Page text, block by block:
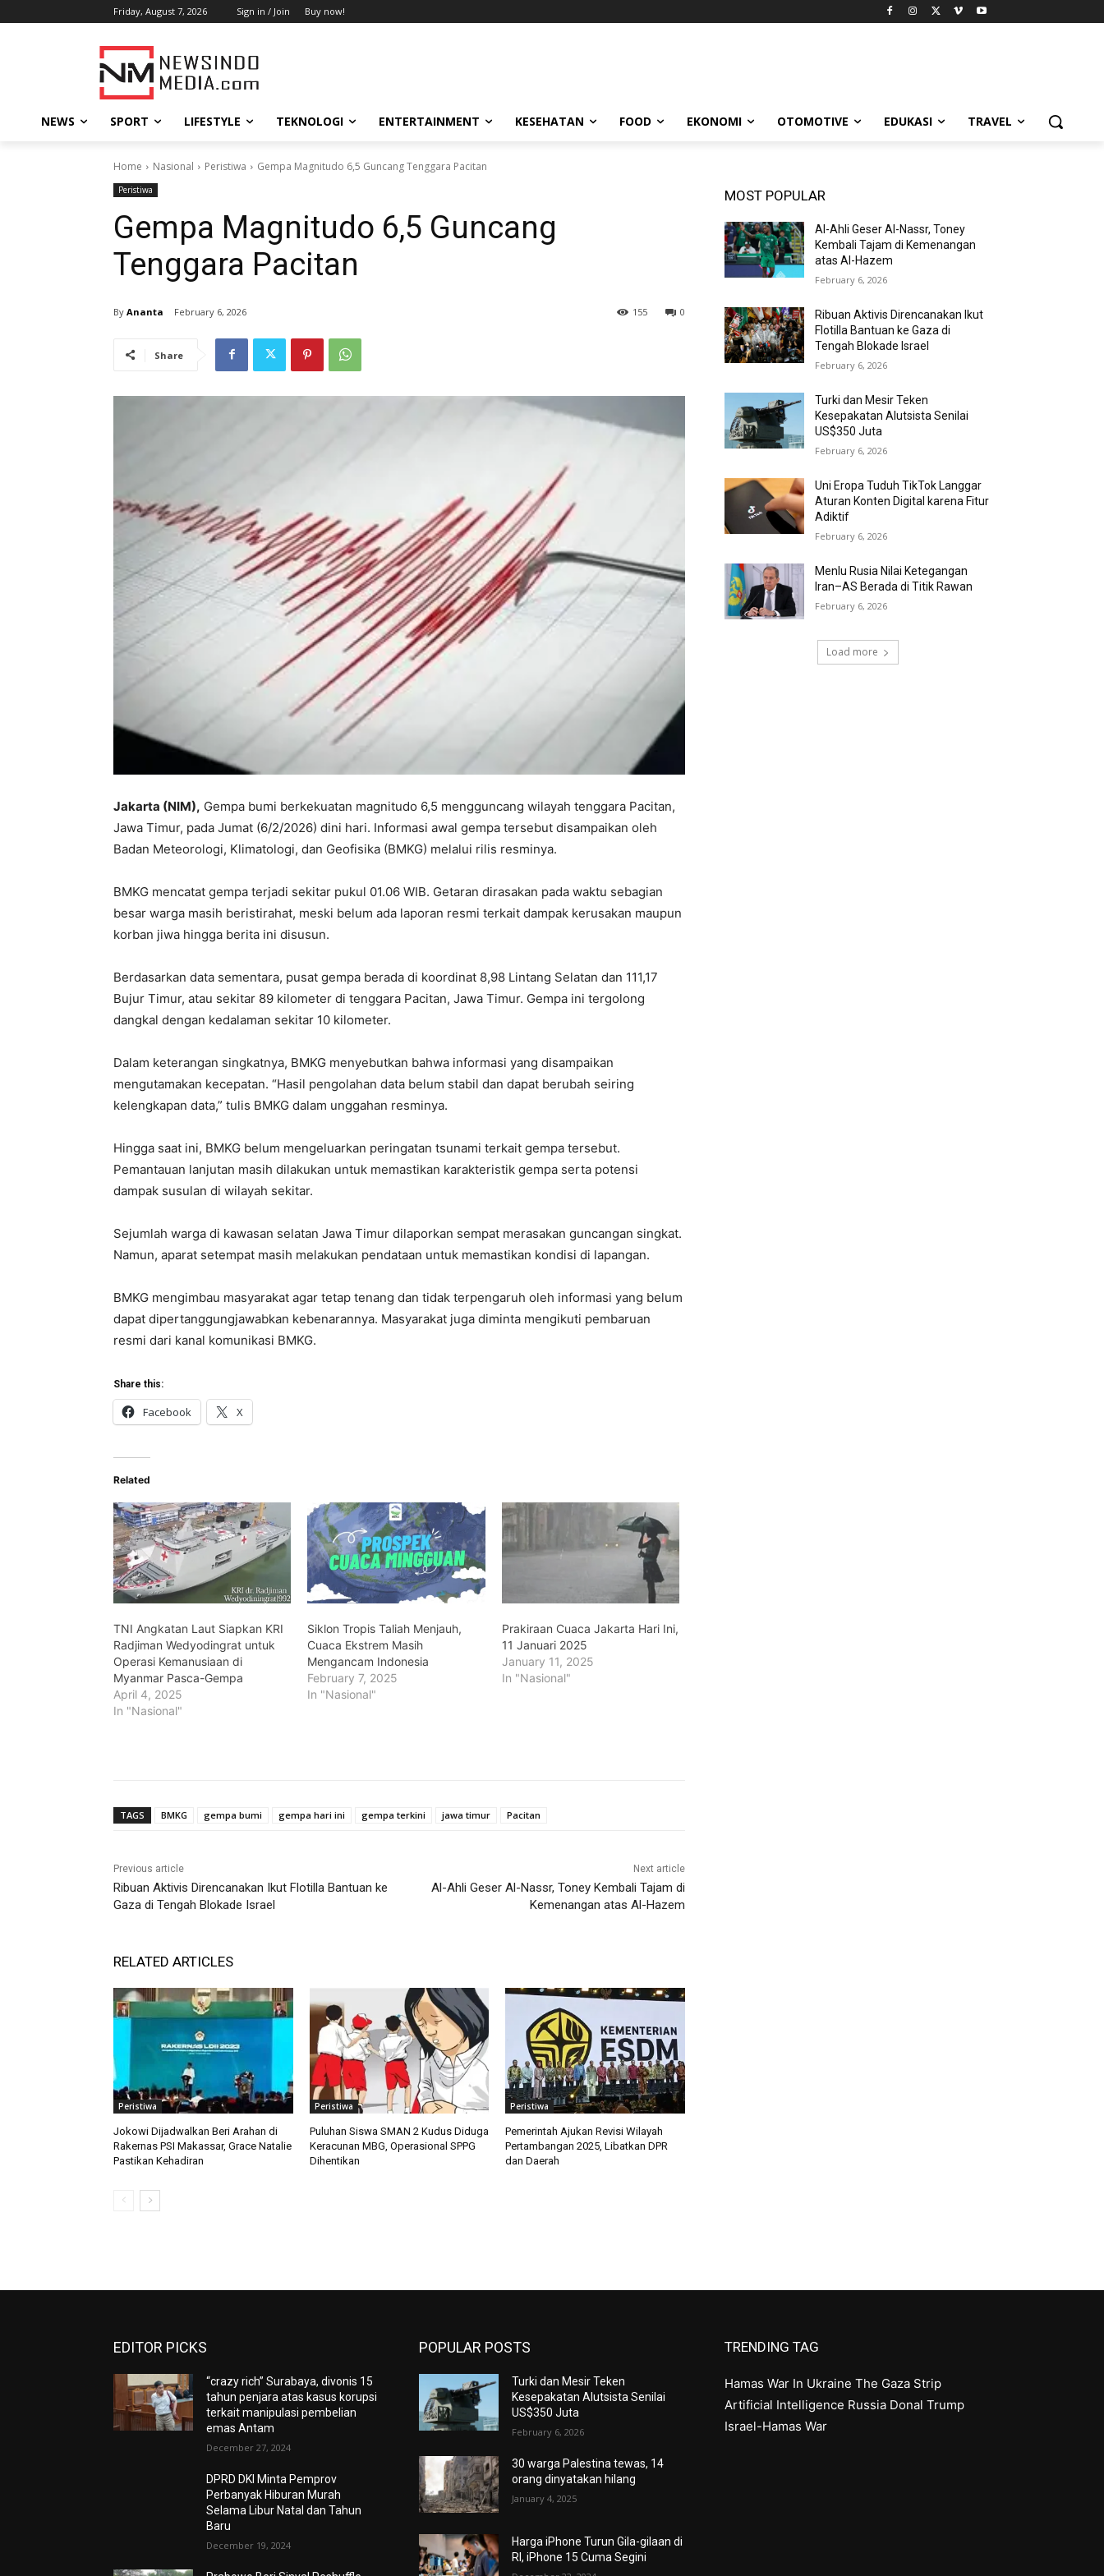
Friday, August 7, 2026 Sign in / Join Buy now!
NEWS SPORT LIFESTYLE TEKNOLOGI ENTERTAINMENT KESEHATAN FOOD EKONOMI OTOMOTIVE EDUKASI TRAVEL
Home Nasional Peristiwa Gempa Magnitudo 6,5 Guncang Tenggara Pacitan
Peristiwa
Gempa Magnitudo 6,5 Guncang
Tenggara Pacitan
By Ananta February 6, 2026 0
155
Share
Jakarta (NIM), Gempa bumi berkekuatan magnitudo 6,5 mengguncang wilayah tenggara Pacitan,
Jawa Timur, pada Jumat (6/2/2026) dini hari. Informasi awal gempa tersebut disampaikan oleh
Badan Meteorologi, Klimatologi, dan Geofisika (BMKG) melalui rilis resminya.
BMKG mencatat gempa terjadi sekitar pukul 01.06 WIB. Getaran dirasakan pada waktu sebagian
besar warga masih beristirahat, meski belum ada laporan resmi terkait dampak kerusakan maupun
korban jiwa hingga berita ini disusun.
Berdasarkan data sementara, pusat gempa berada di koordinat 8,98 Lintang Selatan dan 111,17
Bujur Timur, atau sekitar 89 kilometer di tenggara Pacitan, Jawa Timur. Gempa ini tergolong
dangkal dengan kedalaman sekitar 10 kilometer.
Dalam keterangan singkatnya, BMKG menyebutkan bahwa informasi yang disampaikan
mengutamakan kecepatan. “Hasil pengolahan data belum stabil dan dapat berubah seiring
kelengkapan data,” tulis BMKG dalam unggahan resminya.
Hingga saat ini, BMKG belum mengeluarkan peringatan tsunami terkait gempa tersebut.
Pemantauan lanjutan masih dilakukan untuk memastikan karakteristik gempa serta potensi
dampak susulan di wilayah sekitar.
Sejumlah warga di kawasan selatan Jawa Timur dilaporkan sempat merasakan guncangan singkat.
Namun, aparat setempat masih melakukan pendataan untuk memastikan kondisi di lapangan.
BMKG mengimbau masyarakat agar tetap tenang dan tidak terpengaruh oleh informasi yang belum
dapat dipertanggungjawabkan kebenarannya. Masyarakat juga diminta mengikuti pembaruan
resmi dari kanal komunikasi BMKG.
Share this:
Facebook X
Related
TNI Angkatan Laut Siapkan KRI
Radjiman Wedyodingrat untuk
Operasi Kemanusiaan di
Myanmar Pasca-Gempa
April 4, 2025
In "Nasional"
Siklon Tropis Taliah Menjauh,
Cuaca Ekstrem Masih
Mengancam Indonesia
February 7, 2025
In "Nasional"
Prakiraan Cuaca Jakarta Hari Ini,
11 Januari 2025
January 11, 2025
In "Nasional"
TAGS BMKG gempa bumi gempa hari ini gempa terkini jawa timur Pacitan
Previous article
Ribuan Aktivis Direncanakan Ikut Flotilla Bantuan ke
Gaza di Tengah Blokade Israel
Next article
Al-Ahli Geser Al-Nassr, Toney Kembali Tajam di
Kemenangan atas Al-Hazem
RELATED ARTICLES
Peristiwa
Jokowi Dijadwalkan Beri Arahan di
Rakernas PSI Makassar, Grace Natalie
Pastikan Kehadiran
Peristiwa
Puluhan Siswa SMAN 2 Kudus Diduga
Keracunan MBG, Operasional SPPG
Dihentikan
Peristiwa
Pemerintah Ajukan Revisi Wilayah
Pertambangan 2025, Libatkan DPR
dan Daerah
MOST POPULAR
Al-Ahli Geser Al-Nassr, Toney
Kembali Tajam di Kemenangan
atas Al-Hazem
February 6, 2026
Ribuan Aktivis Direncanakan Ikut
Flotilla Bantuan ke Gaza di
Tengah Blokade Israel
February 6, 2026
Turki dan Mesir Teken
Kesepakatan Alutsista Senilai
US$350 Juta
February 6, 2026
Uni Eropa Tuduh TikTok Langgar
Aturan Konten Digital karena Fitur
Adiktif
February 6, 2026
Menlu Rusia Nilai Ketegangan
Iran–AS Berada di Titik Rawan
February 6, 2026
Load more
EDITOR PICKS
“crazy rich” Surabaya, divonis 15
tahun penjara atas kasus korupsi
terkait manipulasi pembelian
emas Antam
December 27, 2024
DPRD DKI Minta Pemprov
Perbanyak Hiburan Murah
Selama Libur Natal dan Tahun
Baru
December 19, 2024
POPULAR POSTS
Turki dan Mesir Teken
Kesepakatan Alutsista Senilai
US$350 Juta
February 6, 2026
30 warga Palestina tewas, 14
orang dinyatakan hilang
January 4, 2025
Harga iPhone Turun Gila-gilaan di
RI, iPhone 15 Cuma Segini
TRENDING TAG
Hamas War In Ukraine The Gaza Strip
Artificial Intelligence Russia Donal Trump
Israel-Hamas War